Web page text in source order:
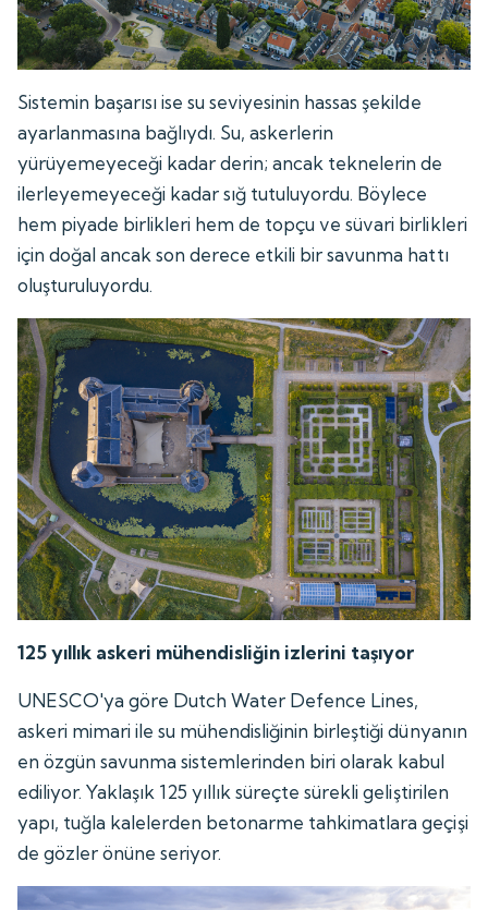
Sistemin başarısı ise su seviyesinin hassas şekilde
ayarlanmasına bağlıydı. Su, askerlerin
yürüyemeyeceği kadar derin; ancak teknelerin de
ilerleyemeyeceği kadar sığ tutuluyordu. Böylece
hem piyade birlikleri hem de topçu ve süvari birlikleri
için doğal ancak son derece etkili bir savunma hattı
oluşturuluyordu.
125 yıllık askeri mühendisliğin izlerini taşıyor
UNESCO'ya göre Dutch Water Defence Lines,
askeri mimari ile su mühendisliğinin birleştiği dünyanın
en özgün savunma sistemlerinden biri olarak kabul
ediliyor. Yaklaşık 125 yıllık süreçte sürekli geliştirilen
yapı, tuğla kalelerden betonarme tahkimatlara geçişi
de gözler önüne seriyor.